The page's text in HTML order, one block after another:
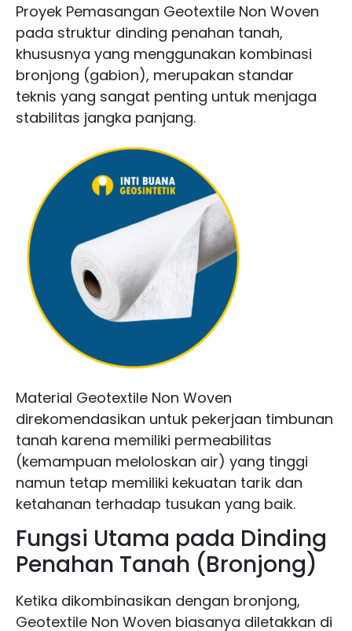
Proyek Pemasangan Geotextile Non Woven
pada struktur dinding penahan tanah,
khususnya yang menggunakan kombinasi
bronjong (gabion), merupakan standar
teknis yang sangat penting untuk menjaga
stabilitas jangka panjang.
Material Geotextile Non Woven
direkomendasikan untuk pekerjaan timbunan
tanah karena memiliki permeabilitas
(kemampuan meloloskan air) yang tinggi
namun tetap memiliki kekuatan tarik dan
ketahanan terhadap tusukan yang baik.
Fungsi Utama pada Dinding
Penahan Tanah (Bronjong)
Ketika dikombinasikan dengan bronjong,
Geotextile Non Woven biasanya diletakkan di